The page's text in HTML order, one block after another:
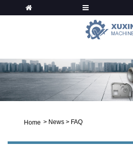
Home > News > FAQ